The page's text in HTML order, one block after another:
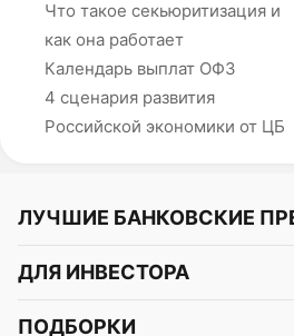
Что такое секьюритизация и
как она работает
Календарь выплат ОФЗ
4 сценария развития
Российской экономики от ЦБ
ЛУЧШИЕ БАНКОВСКИЕ
Альфа-Банк
ДЛЯ ИНВЕСТОРА
Курс акций
ПОДБОРКИ